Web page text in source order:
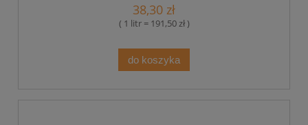
38,30 zł
( 1 litr = 191,50 zł )
do koszyka